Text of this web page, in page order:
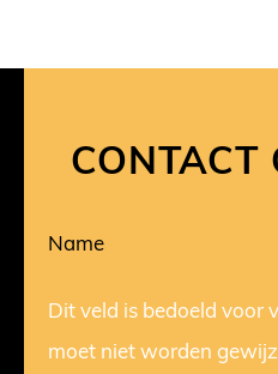
CONTACT
Name
Dit veld is bedoeld voor
moet niet worden